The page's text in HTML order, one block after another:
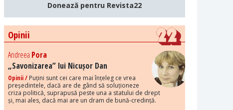
Donează pentru Revista22
Opinii
Andreea Pora
„Savonizarea” lui Nicușor Dan
Opinii / Puțini sunt cei care mai înțeleg ce vrea
președintele, dacă are de gând să soluționeze
criza politică, suprapusă peste una a statului de drept
și, mai ales, dacă mai are un dram de bună-credință.